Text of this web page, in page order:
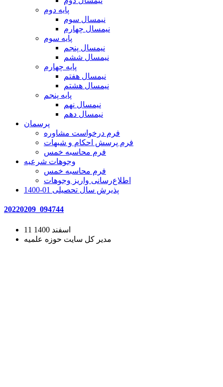
پایه دوم
نیمسال سوم
نیمسال چهارم
پایه سوم
نیمسال پنجم
نیمسال ششم
پایه چهارم
نیمسال هفتم
نیمسال هشتم
پایه پنجم
نیمسال نهم
نیمسال دهم
پرسمان
فرم درخواست مشاوره
فرم پرسش احکام و شبهات
فرم محاسبه خمس
وجوهات شرعیه
فرم محاسبه خمس
اطلاع‌رسانی واریز وجوهات
پذیرش سال تحصیلی 01-1400
20220209_094744
11 اسفند 1400
مدیر کل سایت حوزه علمیه